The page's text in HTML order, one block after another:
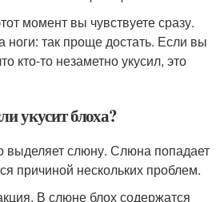
момент вы чувствуете сразу.
ноги: так проще достать. Если вы
кто-то незаметно укусил, это
укусит блоха?
выделяет слюну. Слюна попадает
причиной нескольких проблем.
В слюне блох содержатся